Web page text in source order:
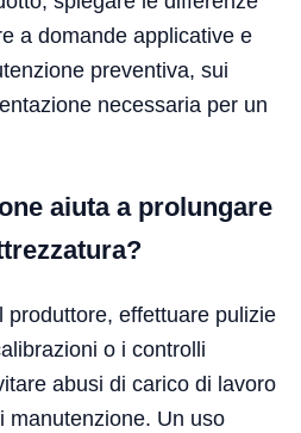
a domande applicative e
preventiva, sui
necessaria per un
aiuta a prolungare
produttore, effettuare pulizie
o i controlli
abusi di carico di lavoro
manutenzione. Un uso